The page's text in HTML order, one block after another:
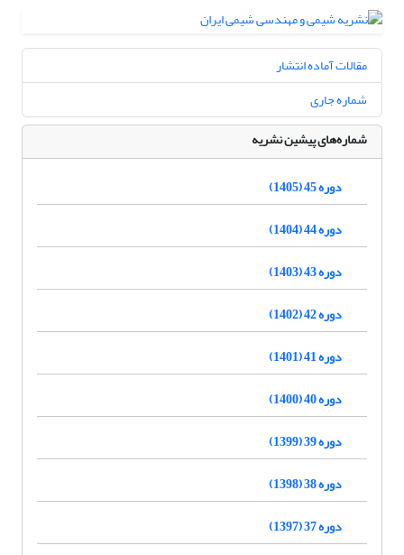
مقالات آماده انتشار
شماره جاری
شماره‌های پیشین نشریه
دوره 45 (1405)
دوره 44 (1404)
دوره 43 (1403)
دوره 42 (1402)
دوره 41 (1401)
دوره 40 (1400)
دوره 39 (1399)
دوره 38 (1398)
دوره 37 (1397)